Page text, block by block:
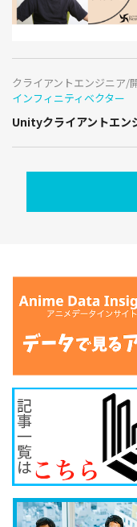
クライアントエンジニア/
インフィニティベクター
Unityクライアントエン